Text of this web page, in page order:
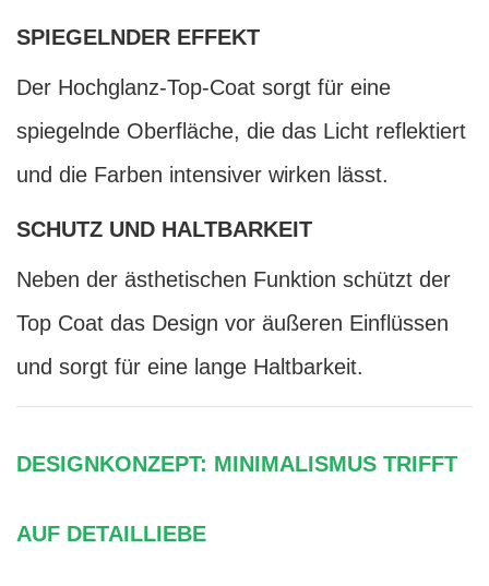
SPIEGELNDER EFFEKT
Der Hochglanz-Top-Coat sorgt für eine
spiegelnde Oberfläche, die das Licht reflektiert
und die Farben intensiver wirken lässt.
SCHUTZ UND HALTBARKEIT
Neben der ästhetischen Funktion schützt der
Top Coat das Design vor äußeren Einflüssen
und sorgt für eine lange Haltbarkeit.
DESIGNKONZEPT: MINIMALISMUS TRIFFT
AUF DETAILLIEBE